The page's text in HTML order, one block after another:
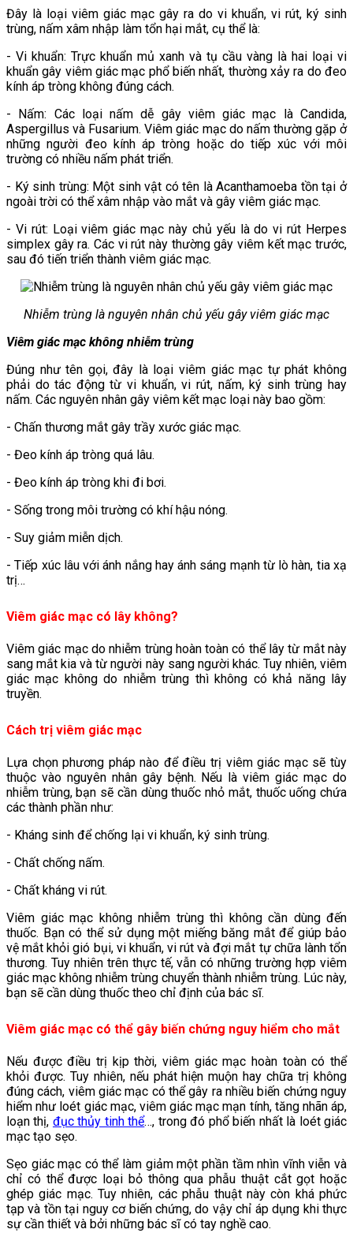
Đây là loại viêm giác mạc gây ra do vi khuẩn, vi rút, ký sinh
trùng, nấm xâm nhập làm tổn hại mắt, cụ thể là:
- Vi khuẩn: Trực khuẩn mủ xanh và tụ cầu vàng là hai loại vi
khuẩn gây viêm giác mạc phổ biến nhất, thường xảy ra do đeo
kính áp tròng không đúng cách.
- Nấm: Các loại nấm dễ gây viêm giác mạc là Candida,
Aspergillus và Fusarium. Viêm giác mạc do nấm thường gặp ở
những người đeo kính áp tròng hoặc do tiếp xúc với môi
trường có nhiều nấm phát triển.
- Ký sinh trùng: Một sinh vật có tên là Acanthamoeba tồn tại ở
ngoài trời có thể xâm nhập vào mắt và gây viêm giác mạc.
- Vi rút: Loại viêm giác mạc này chủ yếu là do vi rút Herpes
simplex gây ra. Các vi rút này thường gây viêm kết mạc trước,
sau đó tiến triển thành viêm giác mạc.
Nhiễm trùng là nguyên nhân chủ yếu gây viêm giác mạc
Viêm giác mạc không nhiễm trùng
Đúng như tên gọi, đây là loại viêm giác mạc tự phát không
phải do tác động từ vi khuẩn, vi rút, nấm, ký sinh trùng hay
nấm. Các nguyên nhân gây viêm kết mạc loại này bao gồm:
- Chấn thương mắt gây trầy xước giác mạc.
- Đeo kính áp tròng quá lâu.
- Đeo kính áp tròng khi đi bơi.
- Sống trong môi trường có khí hậu nóng.
- Suy giảm miễn dịch.
- Tiếp xúc lâu với ánh nắng hay ánh sáng mạnh từ lò hàn, tia xạ
trị…
Viêm giác mạc có lây không?
Viêm giác mạc do nhiễm trùng hoàn toàn có thể lây từ mắt này
sang mắt kia và từ người này sang người khác. Tuy nhiên, viêm
giác mạc không do nhiễm trùng thì không có khả năng lây
truyền.
Cách trị viêm giác mạc
Lựa chọn phương pháp nào để điều trị viêm giác mạc sẽ tùy
thuộc vào nguyên nhân gây bệnh. Nếu là viêm giác mạc do
nhiễm trùng, bạn sẽ cần dùng thuốc nhỏ mắt, thuốc uống chứa
các thành phần như:
- Kháng sinh để chống lại vi khuẩn, ký sinh trùng.
- Chất chống nấm.
- Chất kháng vi rút.
Viêm giác mạc không nhiễm trùng thì không cần dùng đến
thuốc. Bạn có thể sử dụng một miếng băng mắt để giúp bảo
vệ mắt khỏi gió bụi, vi khuẩn, vi rút và đợi mắt tự chữa lành tổn
thương. Tuy nhiên trên thực tế, vẫn có những trường hợp viêm
giác mạc không nhiễm trùng chuyển thành nhiễm trùng. Lúc này,
bạn sẽ cần dùng thuốc theo chỉ định của bác sĩ.
Viêm giác mạc có thể gây biến chứng nguy hiểm cho mắt
Nếu được điều trị kịp thời, viêm giác mạc hoàn toàn có thể
khỏi được. Tuy nhiên, nếu phát hiện muộn hay chữa trị không
đúng cách, viêm giác mạc có thể gây ra nhiều biến chứng nguy
hiểm như loét giác mạc, viêm giác mạc mạn tính, tăng nhãn áp,
loạn thị, đục thủy tinh thể…, trong đó phổ biến nhất là loét giác
mạc tạo sẹo.
Sẹo giác mạc có thể làm giảm một phần tầm nhìn vĩnh viễn và
chỉ có thể được loại bỏ thông qua phẫu thuật cắt gọt hoặc
ghép giác mạc. Tuy nhiên, các phẫu thuật này còn khá phức
tạp và tồn tại nguy cơ biến chứng, do vậy chỉ áp dụng khi thực
sự cần thiết và bởi những bác sĩ có tay nghề cao.